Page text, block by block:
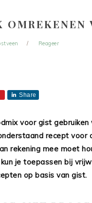
Reageer
Share
voor gist
recept voor
rekening mee moet
je toepassen bij
op basis van gist.